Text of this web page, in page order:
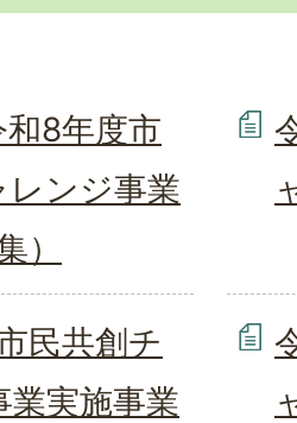
和8年度市
レンジ事業
）
民共創チ
業実施事業